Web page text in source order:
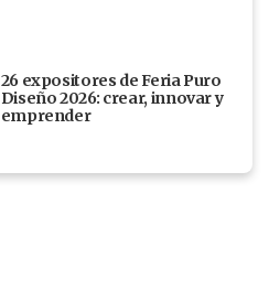
26 expositores de Feria Puro
Diseño 2026: crear, innovar y
emprender